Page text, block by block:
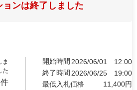
ョンは終了しました
ま
た
件
開始時間 2026/06/01
12:00
終了時間 2026/06/25
19:00
最低入札価格
11,400円